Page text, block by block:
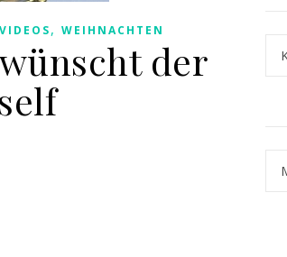
VIDEOS, WEIHNACHTEN
der